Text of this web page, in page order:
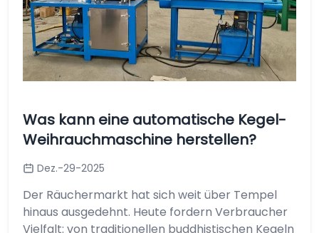
Was kann eine automatische Kegel-
Weihrauchmaschine herstellen?
Dez.-29-2025
Der Räuchermarkt hat sich weit über Tempel
hinaus ausgedehnt. Heute fordern Verbraucher
Vielfalt: von traditionellen buddhistischen Kegeln